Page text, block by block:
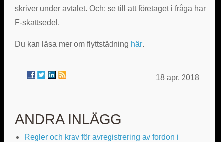
skriver under avtalet. Och: se till att företaget i fråga har
F-skattsedel.
Du kan läsa mer om flyttstädning här.
18 apr. 2018
ANDRA INLÄGG
Regler och krav för avregistrering av fordon i